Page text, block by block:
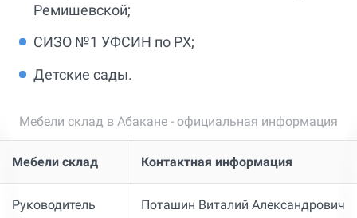
Ремишевской;
СИЗО №1 УФСИН по РХ;
Детские сады.
Мебели склад в Абакане - официальная информация
Мебели склад Контактная информация
Руководитель Поташин Виталий Александрович